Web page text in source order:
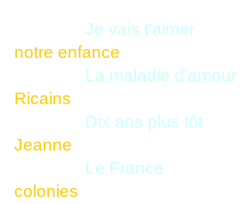
Je vais t'aimer
notre enfance
La maladie d'amour
Ricains
Dix ans plus tôt
Jeanne
Le France
colonies